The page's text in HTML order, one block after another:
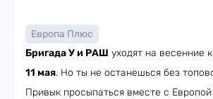
Европа Плюс
Бригада У и РАШ уходят на весенние
11 мая. Но ты не останешься без
Привык просыпаться вместе с